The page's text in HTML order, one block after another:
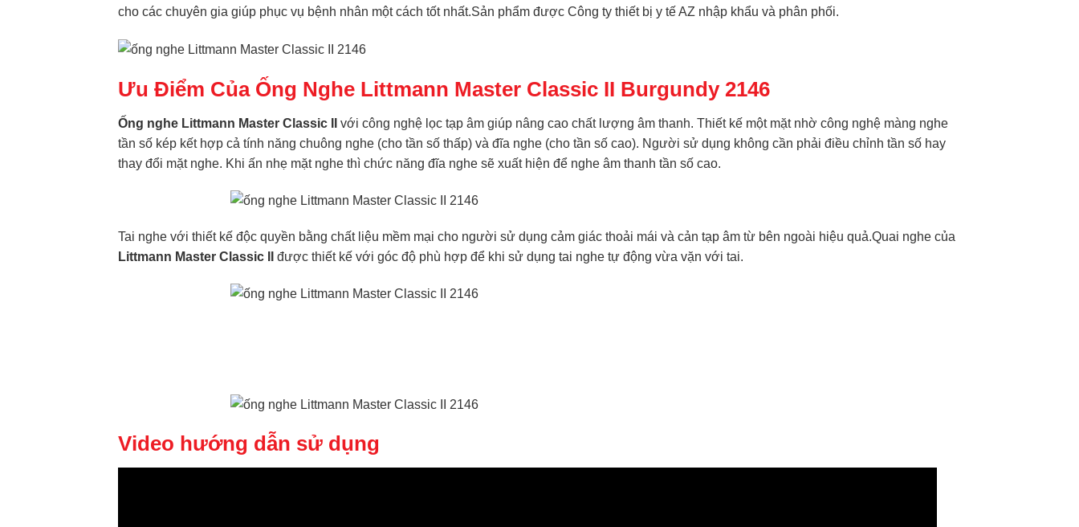
cho các chuyên gia giúp phục vụ bệnh nhân một cách tốt nhất.Sản phẩm được Công ty thiết bị y tế AZ nhập khẩu và phân phối.
Ưu Điểm Của Ống Nghe Littmann Master Classic II Burgundy 2146
Ống nghe Littmann Master Classic II
với công nghệ lọc tạp âm giúp nâng cao chất lượng âm thanh. Thiết kế một mặt nhờ công nghệ màng nghe
tần số kép kết hợp cả tính năng chuông nghe (cho tần số thấp) và đĩa nghe (cho tần số cao). Người sử dụng không cần phải điều chỉnh tần số hay
thay đổi mặt nghe. Khi ấn nhẹ mặt nghe thì chức năng đĩa nghe sẽ xuất hiện để nghe âm thanh tần số cao.
Tai nghe với thiết kế độc quyền bằng chất liệu mềm mại cho người sử dụng cảm giác thoải mái và cản tạp âm từ bên ngoài hiệu quả.Quai nghe của
Littmann Master Classic II
được thiết kế với góc độ phù hợp để khi sử dụng tai nghe tự động vừa vặn với tai.
Video hướng dẫn sử dụng